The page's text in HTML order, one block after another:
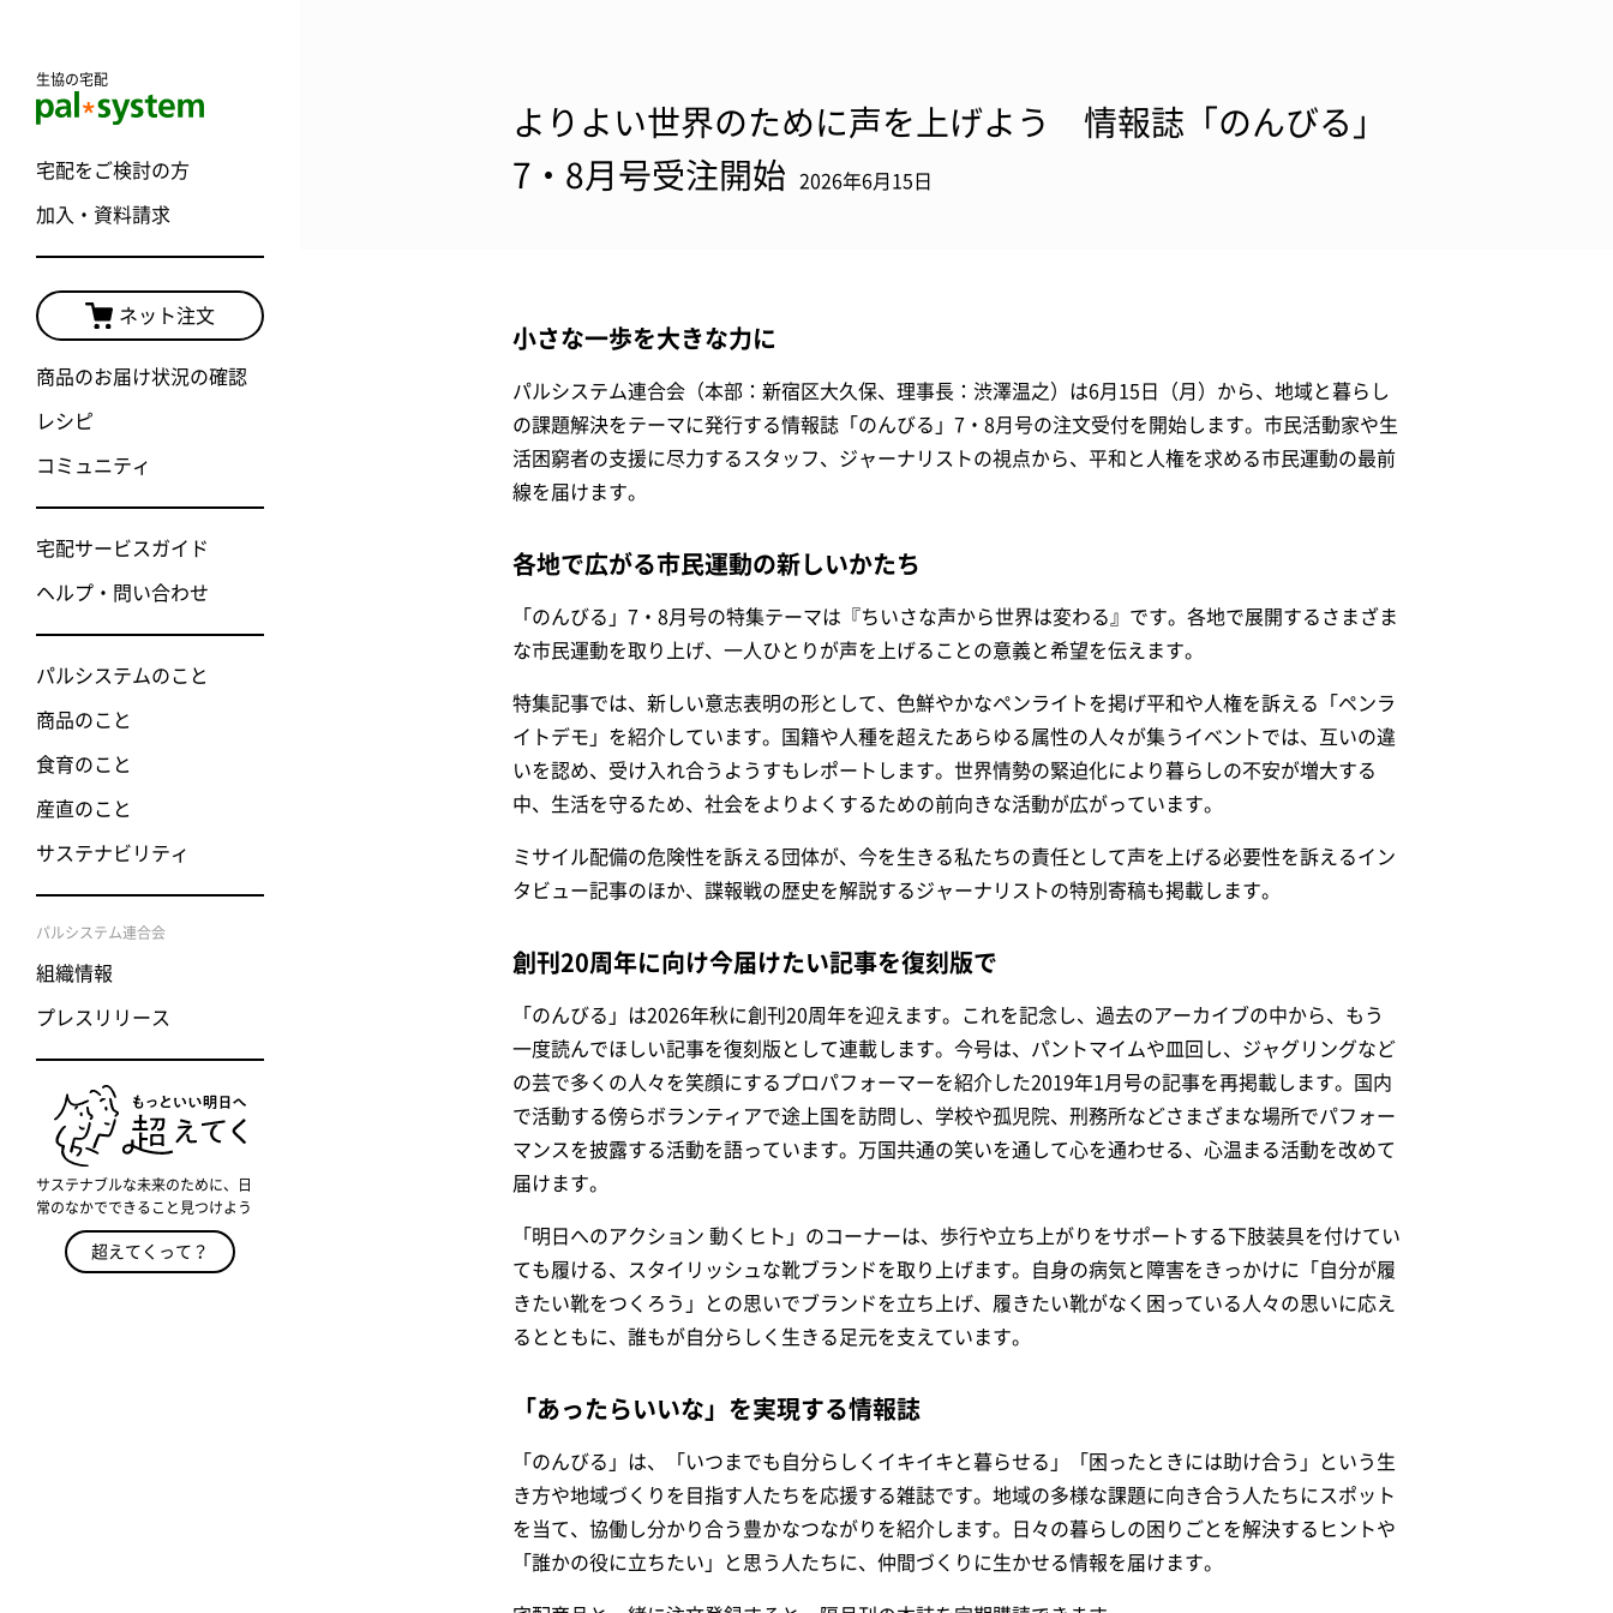
生協の宅配
宅配をご検討の方
加入・資料請求
ネット注文
商品のお届け状況の確認
レシピ
コミュニティ
宅配サービスガイド
ヘルプ・問い合わせ
パルシステムのこと
商品のこと
食育のこと
産直のこと
サステナビリティ
パルシステム連合会
組織情報
プレスリリース
サステナブルな未来のために、日
常のなかでできること見つけよう
超えてくって？
よりよい世界のために声を上げよう 情報誌「のんびる」
7・8月号受注開始
2026年6月15日
小さな一歩を大きな力に
パルシステム連合会（本部：新宿区大久保、理事長：渋澤温之）は6月15日（月）から、地域と暮らし
の課題解決をテーマに発行する情報誌「のんびる」7・8月号の注文受付を開始します。市民活動家や生
活困窮者の支援に尽力するスタッフ、ジャーナリストの視点から、平和と人権を求める市民運動の最前
線を届けます。
各地で広がる市民運動の新しいかたち
「のんびる」7・8月号の特集テーマは『ちいさな声から世界は変わる』です。各地で展開するさまざま
な市民運動を取り上げ、一人ひとりが声を上げることの意義と希望を伝えます。
特集記事では、新しい意志表明の形として、色鮮やかなペンライトを掲げ平和や人権を訴える「ペンラ
イトデモ」を紹介しています。国籍や人種を超えたあらゆる属性の人々が集うイベントでは、互いの違
いを認め、受け入れ合うようすもレポートします。世界情勢の緊迫化により暮らしの不安が増大する
中、生活を守るため、社会をよりよくするための前向きな活動が広がっています。
ミサイル配備の危険性を訴える団体が、今を生きる私たちの責任として声を上げる必要性を訴えるイン
タビュー記事のほか、諜報戦の歴史を解説するジャーナリストの特別寄稿も掲載します。
創刊20周年に向け今届けたい記事を復刻版で
「のんびる」は2026年秋に創刊20周年を迎えます。これを記念し、過去のアーカイブの中から、もう
一度読んでほしい記事を復刻版として連載します。今号は、パントマイムや皿回し、ジャグリングなど
の芸で多くの人々を笑顔にするプロパフォーマーを紹介した2019年1月号の記事を再掲載します。国内
で活動する傍らボランティアで途上国を訪問し、学校や孤児院、刑務所などさまざまな場所でパフォー
マンスを披露する活動を語っています。万国共通の笑いを通して心を通わせる、心温まる活動を改めて
届けます。
「明日へのアクション 動くヒト」のコーナーは、歩行や立ち上がりをサポートする下肢装具を付けてい
ても履ける、スタイリッシュな靴ブランドを取り上げます。自身の病気と障害をきっかけに「自分が履
きたい靴をつくろう」との思いでブランドを立ち上げ、履きたい靴がなく困っている人々の思いに応え
るとともに、誰もが自分らしく生きる足元を支えています。
「あったらいいな」を実現する情報誌
「のんびる」は、「いつまでも自分らしくイキイキと暮らせる」「困ったときには助け合う」という生
き方や地域づくりを目指す人たちを応援する雑誌です。地域の多様な課題に向き合う人たちにスポット
を当て、協働し分かり合う豊かなつながりを紹介します。日々の暮らしの困りごとを解決するヒントや
「誰かの役に立ちたい」と思う人たちに、仲間づくりに生かせる情報を届けます。